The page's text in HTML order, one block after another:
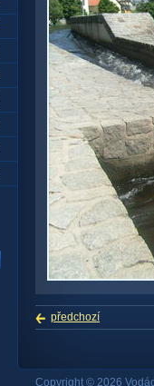
předchozí
Copyright © 2026